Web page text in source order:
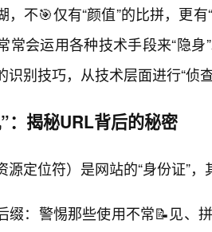
，不🎯仅有“颜值”的比拼，更
常会运用各种技术手段来“隐
别技巧，从技术层面进行“侦查
：揭秘URL背后的秘密
源定位符）是网站的“身份证”，
缀：警惕那些使用不常📝见、